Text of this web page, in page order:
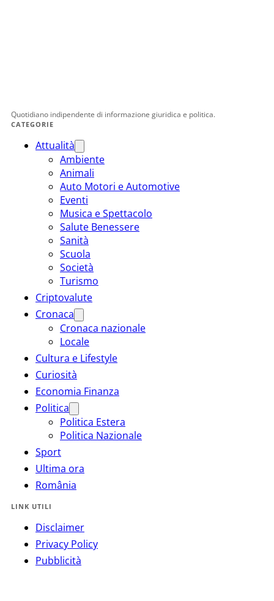
Quotidiano indipendente di informazione giuridica e politica.
CATEGORIE
Attualità
Ambiente
Animali
Auto Motori e Automotive
Eventi
Musica e Spettacolo
Salute Benessere
Sanità
Scuola
Società
Turismo
Criptovalute
Cronaca
Cronaca nazionale
Locale
Cultura e Lifestyle
Curiosità
Economia Finanza
Politica
Politica Estera
Politica Nazionale
Sport
Ultima ora
România
LINK UTILI
Disclaimer
Privacy Policy
Pubblicità